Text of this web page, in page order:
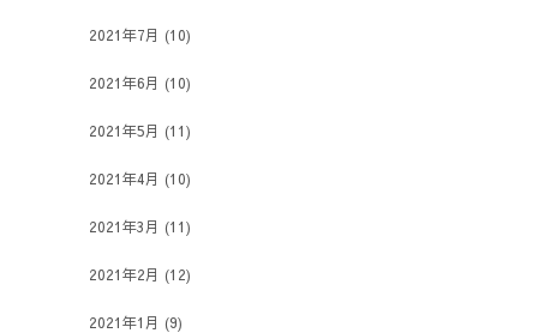
2021年7月 (10)
2021年6月 (10)
2021年5月 (11)
2021年4月 (10)
2021年3月 (11)
2021年2月 (12)
2021年1月 (9)